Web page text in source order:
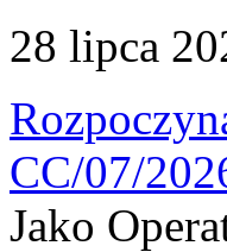
28 lipca
CC/07/
Jako